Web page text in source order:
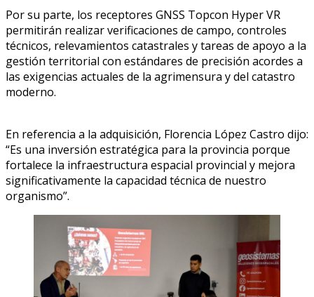
Por su parte, los receptores GNSS Topcon Hyper VR
permitirán realizar verificaciones de campo, controles
técnicos, relevamientos catastrales y tareas de apoyo a la
gestión territorial con estándares de precisión acordes a
las exigencias actuales de la agrimensura y del catastro
moderno.
En referencia a la adquisición, Florencia López Castro dijo:
“Es una inversión estratégica para la provincia porque
fortalece la infraestructura espacial provincial y mejora
significativamente la capacidad técnica de nuestro
organismo”.